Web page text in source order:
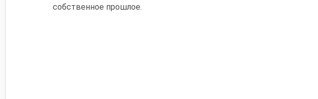
собственное прошлое.